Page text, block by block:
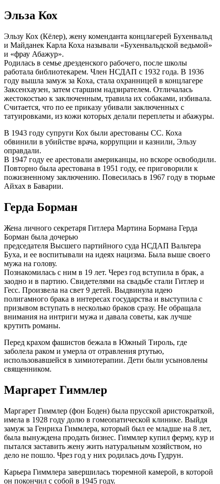
Эльза Кох
Эльзу Кох (Кёлер), жену коменданта концлагерей Бухенвальд
и Майданек Карла Коха называли «Бухенвальдской ведьмой»
и «фрау Абажур».
Родилась в семье дрезденского рабочего, после школы
работала библиотекарем. Член НСДАП с 1932 года. В 1936
году вышла замуж за Коха, стала охранницей в концлагере
Заксенхаузен, затем старшим надзирателем. Отличалась
жестокостью к заключенным, травила их собаками, избивала.
Считается, что по ее приказу убивали заключенных с
татуировками, из кожи которых делали переплеты и абажуры.
В 1943 году супруги Кох были арестованы CC. Коха
обвинили в убийстве врача, коррупции и казнили, Эльзу
оправдали.
В 1947 году ее арестовали американцы, но вскоре освободили.
Повторно была арестована в 1951 году, ее приговорили к
пожизненному заключению. Повесилась в 1967 году в тюрьме
Айхах в Баварии.
Герда Борман
Жена личного секретаря Гитлера Мартина Бормана Герда
Борман была дочерью
председателя Высшего партийного суда НСДАП Вальтера
Буха, и ее воспитывали на идеях нацизма. Была выше своего
мужа на голову.
Познакомилась с ним в 19 лет. Через год вступила в брак, а
заодно и в партию. Свидетелями на свадьбе стали Гитлер и
Гесс. Произвела на свет 9 детей. Выдвинула идею
полигамного брака в интересах государства и выступила с
призывом вступать в несколько браков сразу. Не обращала
внимания на интриги мужа и давала советы, как лучше
крутить романы.
Перед крахом фашистов бежала в Южный Тироль, где
заболела раком и умерла от отравления ртутью,
использовавшейся в химиотерапии. Дети были усыновлены
священником.
Маргарет Гиммлер
Маргарет Гиммлер (фон Боден) была прусской аристократкой,
имела в 1928 году долю в гомеопатической клинике. Выйдя
замуж за Генриха Гиммлера, который был ее младше на 8 лет,
была вынуждена продать бизнес. Гиммлер купил ферму, кур и
пытался заставить жену жить натуральным хозяйством, но
дело не пошло. Чрез год у них родилась дочь Гудрун.
Карьера Гиммлера завершилась тюремной камерой, в которой
он покончил с собой в 1945 году.